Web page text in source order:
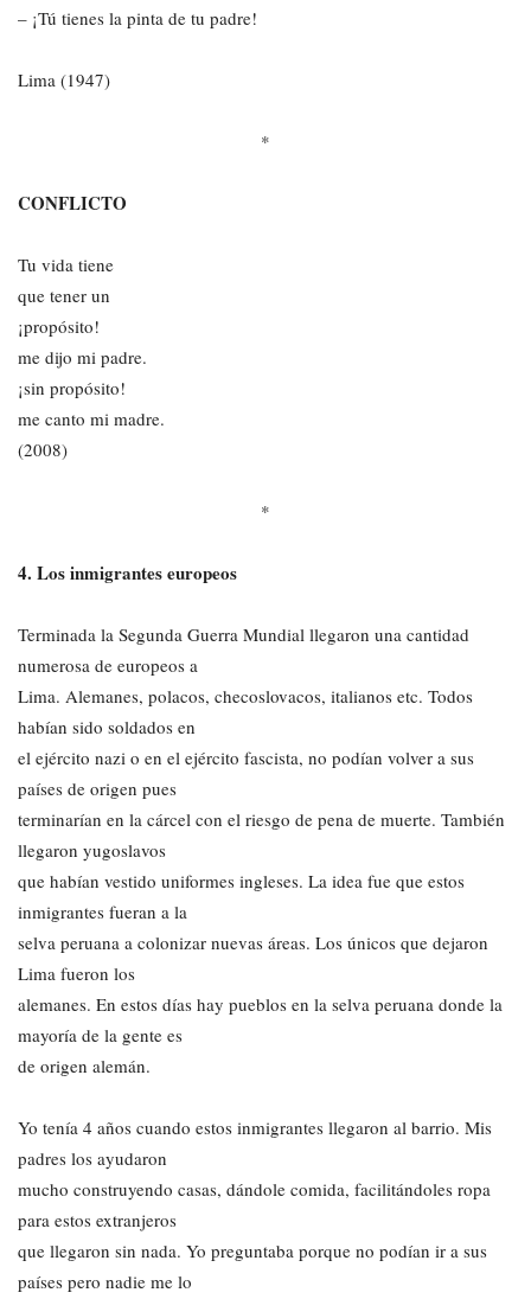
– ¡Tú tienes la pinta de tu padre!
Lima (1947)
*
CONFLICTO
Tu vida tiene
que tener un
¡propósito!
me dijo mi padre.
¡sin propósito!
me canto mi madre.
(2008)
*
4. Los inmigrantes europeos
Terminada la Segunda Guerra Mundial llegaron una cantidad
numerosa de europeos a
Lima. Alemanes, polacos, checoslovacos, italianos etc. Todos
habían sido soldados en
el ejército nazi o en el ejército fascista, no podían volver a sus
países de origen pues
terminarían en la cárcel con el riesgo de pena de muerte. También
llegaron yugoslavos
que habían vestido uniformes ingleses. La idea fue que estos
inmigrantes fueran a la
selva peruana a colonizar nuevas áreas. Los únicos que dejaron
Lima fueron los
alemanes. En estos días hay pueblos en la selva peruana donde la
mayoría de la gente es
de origen alemán.
Yo tenía 4 años cuando estos inmigrantes llegaron al barrio. Mis
padres los ayudaron
mucho construyendo casas, dándole comida, facilitándoles ropa
para estos extranjeros
que llegaron sin nada. Yo preguntaba porque no podían ir a sus
países pero nadie me lo